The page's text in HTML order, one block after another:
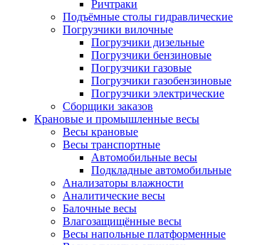
Ричтраки
Подъёмные столы гидравлические
Погрузчики вилочные
Погрузчики дизельные
Погрузчики бензиновые
Погрузчики газовые
Погрузчики газобензиновые
Погрузчики электрические
Сборщики заказов
Крановые и промышленные весы
Весы крановые
Весы транспортные
Автомобильные весы
Подкладные автомобильные
Анализаторы влажности
Аналитические весы
Балочные весы
Влагозащищённые весы
Весы напольные платформенные